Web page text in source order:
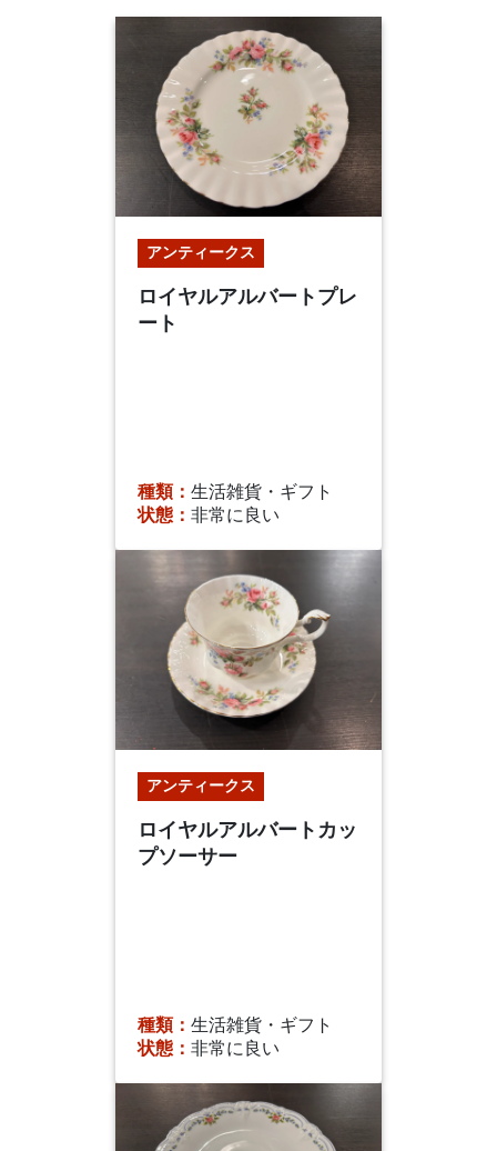
アンティークス
ロイヤルアルバートプレ
ート
種類： 生活雑貨・ギフト
状態： 非常に良い
アンティークス
ロイヤルアルバートカッ
プソーサー
種類： 生活雑貨・ギフト
状態： 非常に良い